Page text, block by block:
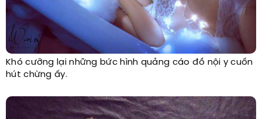
Khó cưỡng lại những bức hình quảng cáo đồ nội y cuốn
hút chừng ấy.